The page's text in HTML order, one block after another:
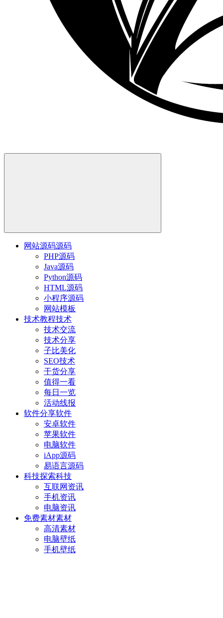
网站源码源码
PHP源码
Java源码
Python源码
HTML源码
小程序源码
网站模板
技术教程技术
技术交流
技术分享
子比美化
SEO技术
干货分享
值得一看
每日一览
活动线报
软件分享软件
安卓软件
苹果软件
电脑软件
iApp源码
易语言源码
科技探索科技
互联网资讯
手机资讯
电脑资讯
免费素材素材
高清素材
电脑壁纸
手机壁纸